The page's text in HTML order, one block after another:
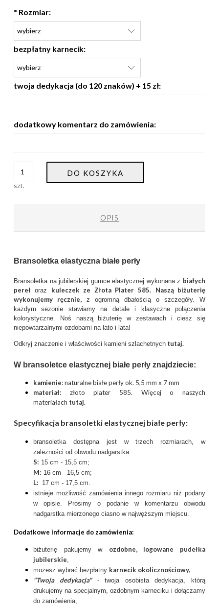
* Rozmiar:
bezpłatny karnecik:
twoja dedykacja (do 120 znaków) + 15 zł:
dodatkowy komentarz do zamówienia:
szt.
DO KOSZYKA
OPIS
Bransoletka elastyczna białe perły
Bransoletka na jubilerskiej gumce elastycznej wykonana z białych
pereł oraz kuleczek ze Złota Plater 585.
Naszą biżuterię
wykonujemy ręcznie, z ogromną dbałością o szczegóły. W
każdym sezonie stawiamy na detale i klasyczne połączenia
kolorystyczne. Noś naszą biżuterię w zestawach i ciesz się
niepowtarzalnymi ozdobami na lato i lata!
Odkryj znaczenie i właściwości kamieni szlachetnych tutaj.
W bransoletce elastycznej białe perły znajdziecie:
kamienie: naturalne białe perły ok. 5,5 mm x 7 mm
materiał: złoto plater 585. Więcej o naszych
materiałach tutaj.
Specyfikacja bransoletki elastycznej białe perły:
bransoletka dostępna jest w trzech rozmiarach, w
zależności od obwodu nadgarstka.
S: 15 cm - 15,5 cm;
M: 16 cm - 16,5 cm;
L: 17 cm - 17,5 cm.
istnieje możliwość zamówienia innego rozmiaru niż podany
w opisie. Prosimy o podanie w komentarzu obwodu
nadgarstka mierzonego ciasno w najwęższym miejscu.
Dodatkowe informacje do zamówienia:
biżuterię pakujemy w ozdobne, logowane pudełka
jubilerskie
możesz wybrać bezpłatny karnecik okolicznościowy,
"Twoja dedykacja"-twoja osobista dedykacja, którą
drukujemy na specjalnym, ozdobnym karneciku i dołączamy
do zamówienia,